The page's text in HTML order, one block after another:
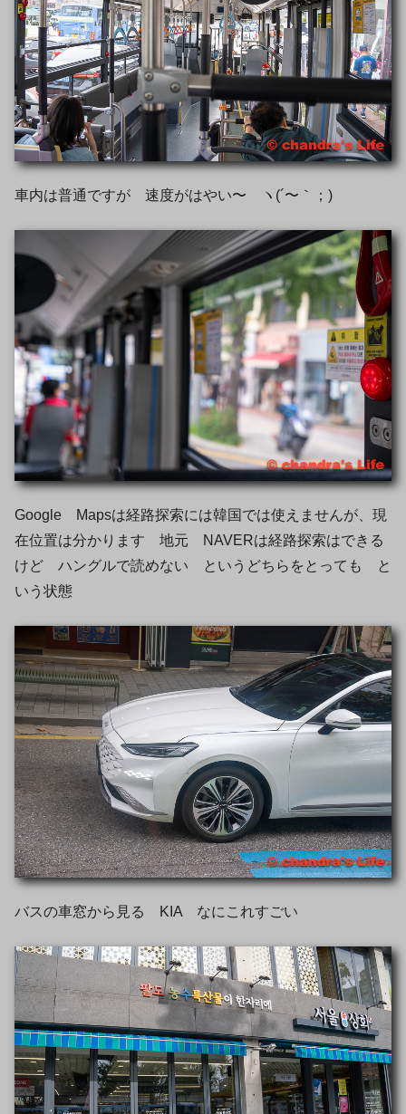
車内は普通ですが 速度がはやい〜 ヽ(´〜｀；)
Google Mapsは経路探索には韓国では使えませんが、現
在位置は分かります 地元 NAVERは経路探索はできる
けど ハングルで読めない というどちらをとっても と
いう状態
バスの車窓から見る KIA なにこれすごい